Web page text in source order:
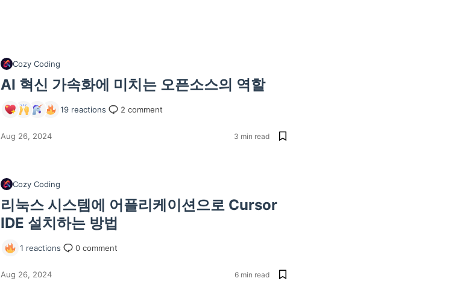
Cozy Coding
AI 혁신 가속화에 미치는 오픈소스의 역할
19 reactions 2 comment
Aug 26, 2024 3 min read
Cozy Coding
리눅스 시스템에 어플리케이션으로 Cursor
IDE 설치하는 방법
1 reactions 0 comment
Aug 26, 2024 6 min read